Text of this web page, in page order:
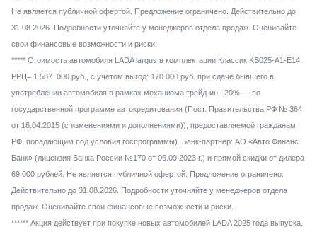
Не является публичной офертой. Предложение ограничено. Действительно до
31.08.2026. Подробности уточняйте у менеджеров отдела продаж. Оценивайте
свои финансовые возможности и риски.
***** Стоимость автомобиля LADA largus в комплектации Классик KS025-A1-E14,
РРЦ= 1 587 000 руб., с учётом выгод: 170 000 руб. при сдаче бывшего в
употреблении автомобиля в рамках механизма трейд-ин, 20% — по
государственной программе автокредитования (Пост. Правительства РФ № 364
от 16.04.2015 (с изменениями и дополнениями)), предоставляемой гражданам
РФ, попадающим под условия госпрограммы). Банк-партнер: АО «Авто Финанс
Банк» (лицензия Банка России №170 от 06.09.2023 г.) и прямой скидки от дилера
69 000 рублей. Не является публичной офертой. Предложение ограничено.
Действительно до 31.08.2026. Подробности уточняйте у менеджеров отдела
продаж. Оценивайте свои финансовые возможности и риски.
****** Акция действует при покупке новых автомобилей LADA 2025 года выпуска.